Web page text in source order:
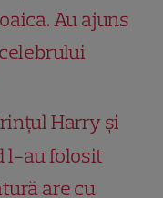
Au ajuns
Harry și
l-au folosit
are cu